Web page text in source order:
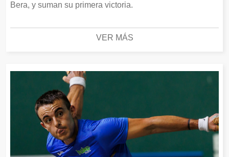
Bera, y suman su primera victoria.
VER MÁS